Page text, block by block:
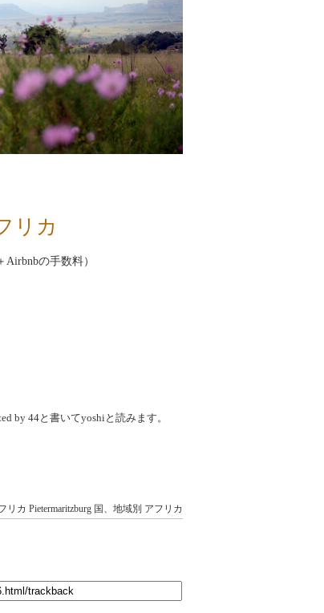
リカ
の手数料）
by 44と書いてyoshiと読みます。
リカ Pietermaritzburg 国、地域別 アフリカ